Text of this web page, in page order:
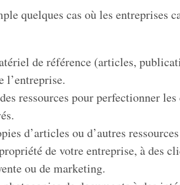
quelques cas où les entreprises
de référence (articles,
l’entreprise.
ressources pour perfectionner les
d’articles ou d’autres
de votre entreprise, à des
ou de marketing.